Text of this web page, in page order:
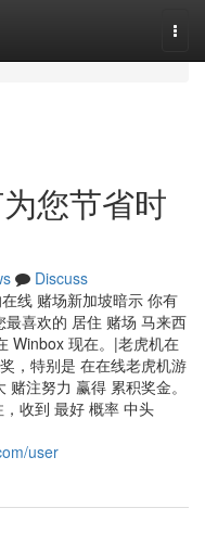
您节省时
Discuss
线 赌场新加坡暗示 你有
喜欢的 居住 赌场 马来西
Winbox 现在。|老虎机在
，特别是 在在线老虎机游
注努力 赢得 累积奖金。
收到 最好 概率 中头
user